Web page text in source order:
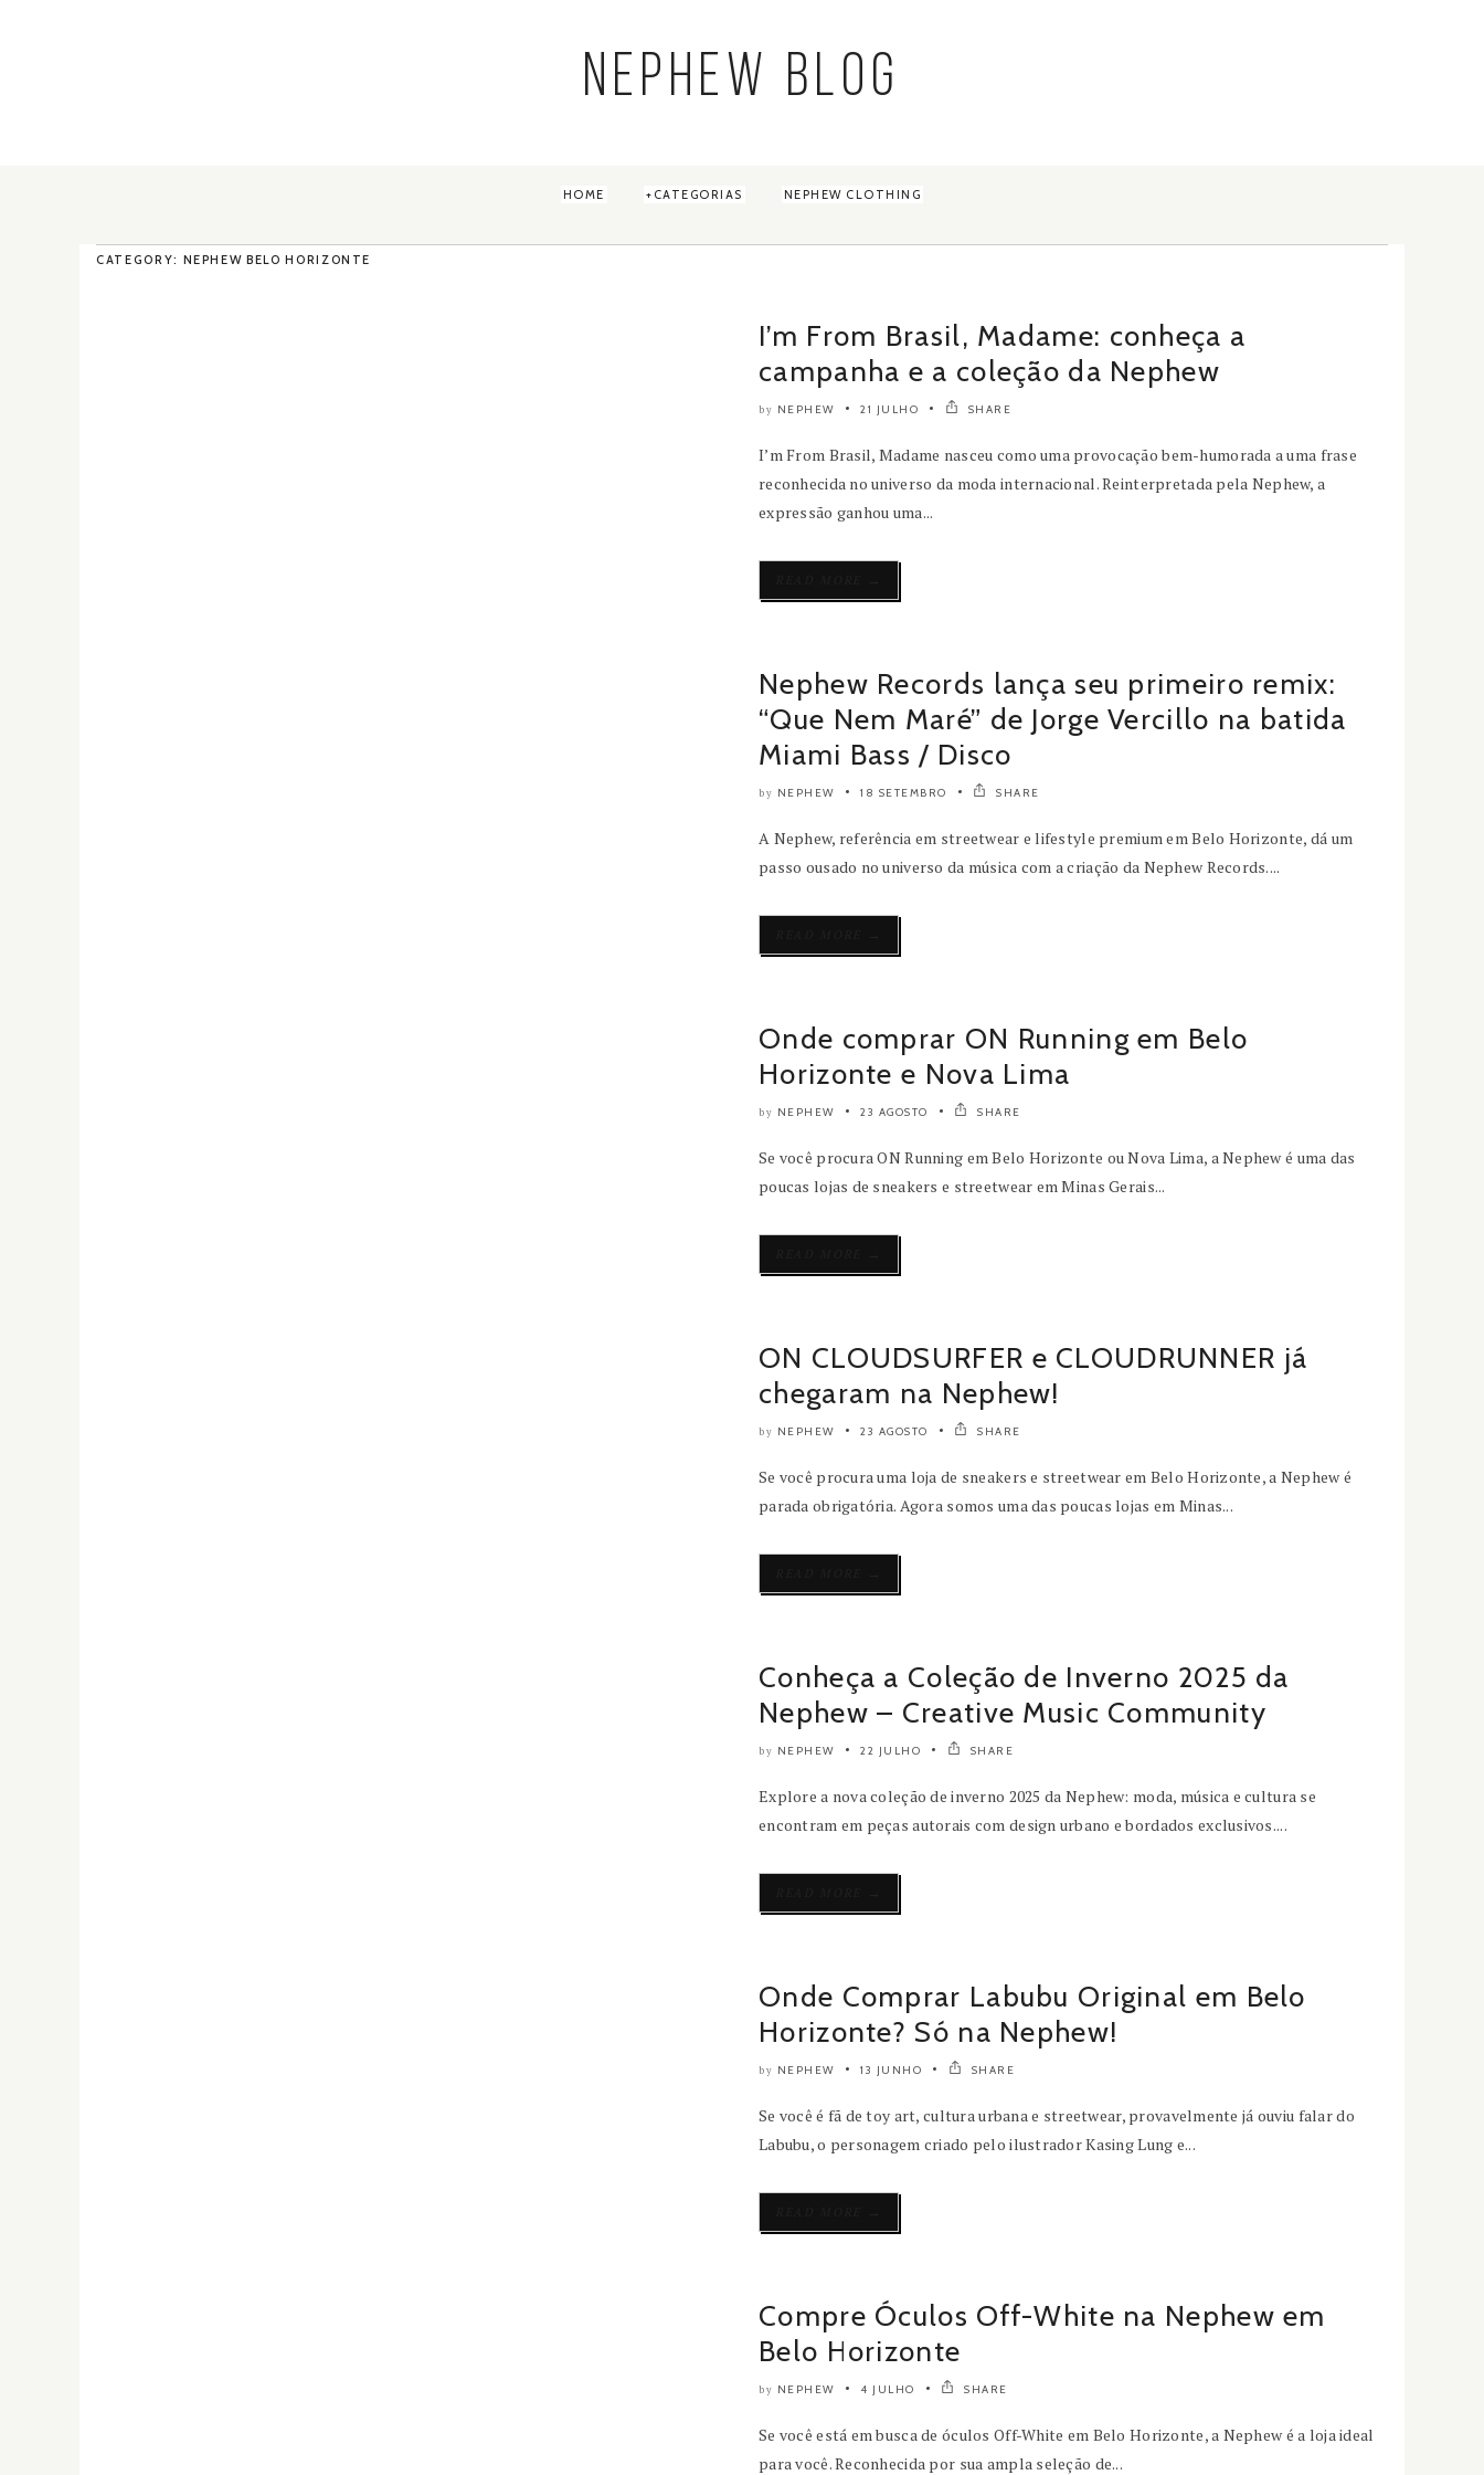
NEPHEW BLOG
HOME CATEGORIAS NEPHEW CLOTHING
CATEGORY: NEPHEW BELO HORIZONTE
I’m From Brasil, Madame: conheça a
campanha e a coleção da Nephew
by NEPHEW 21 JULHO SHARE
I’m From Brasil, Madame nasceu como uma provocação bem-humorada a uma frase
reconhecida no universo da moda internacional. Reinterpretada pela Nephew, a
expressão ganhou uma...
Nephew Records lança seu primeiro remix:
“Que Nem Maré” de Jorge Vercillo na batida
Miami Bass / Disco
by NEPHEW 18 SETEMBRO SHARE
A Nephew, referência em streetwear e lifestyle premium em Belo Horizonte, dá um
passo ousado no universo da música com a criação da Nephew Records....
Onde comprar ON Running em Belo
Horizonte e Nova Lima
by NEPHEW 23 AGOSTO SHARE
Se você procura ON Running em Belo Horizonte ou Nova Lima, a Nephew é uma das
poucas lojas de sneakers e streetwear em Minas Gerais...
ON CLOUDSURFER e CLOUDRUNNER já
chegaram na Nephew!
by NEPHEW 23 AGOSTO SHARE
Se você procura uma loja de sneakers e streetwear em Belo Horizonte, a Nephew é
parada obrigatória. Agora somos uma das poucas lojas em Minas...
Conheça a Coleção de Inverno 2025 da
Nephew – Creative Music Community
by NEPHEW 22 JULHO SHARE
Explore a nova coleção de inverno 2025 da Nephew: moda, música e cultura se
encontram em peças autorais com design urbano e bordados exclusivos....
Onde Comprar Labubu Original em Belo
Horizonte? Só na Nephew!
by NEPHEW 13 JUNHO SHARE
Se você é fã de toy art, cultura urbana e streetwear, provavelmente já ouviu falar do
Labubu, o personagem criado pelo ilustrador Kasing Lung e...
Compre Óculos Off-White na Nephew em
Belo Horizonte
by NEPHEW 4 JULHO SHARE
Se você está em busca de óculos Off-White em Belo Horizonte, a Nephew é a loja ideal
para você. Reconhecida por sua ampla seleção de...